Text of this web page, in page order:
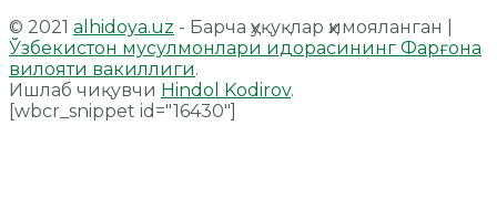
© 2021 alhidoya.uz - Барча ҳуқуқлар ҳимояланган |
Ўзбекистон мусулмонлари идорасининг Фарғона
вилояти вакиллиги.
Ишлаб чиқувчи Hindol Kodirov.
[wbcr_snippet id="16430"]